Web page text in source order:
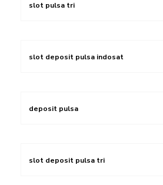
slot pulsa tri
slot deposit pulsa indosat
deposit pulsa
slot deposit pulsa tri